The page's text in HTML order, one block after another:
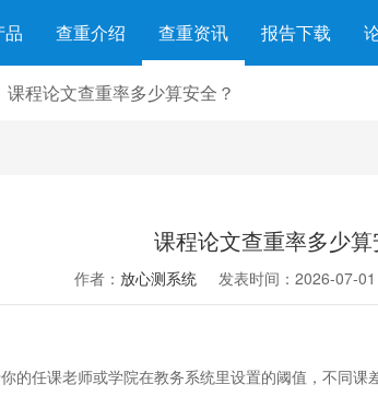
品 查重介绍 查重资讯 报告下载
课程论文查重率多少算安全？
课程论文查重率多少算
作者： 放心测系统 发表时间：2026-07-
的任课老师或学院在教务系统里设置的阈值，不同课